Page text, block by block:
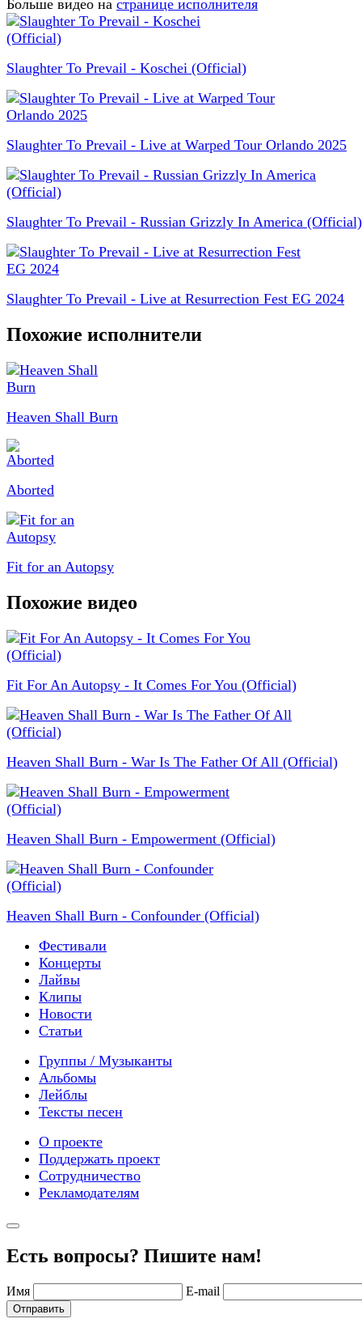
Больше видео на странице исполнителя
Slaughter To Prevail - Koschei (Official)
Slaughter To Prevail - Live at Warped Tour Orlando 2025
Slaughter To Prevail - Russian Grizzly In America (Official)
Slaughter To Prevail - Live at Resurrection Fest EG 2024
Похожие исполнители
Heaven Shall Burn
Aborted
Fit for an Autopsy
Похожие видео
Fit For An Autopsy - It Comes For You (Official)
Heaven Shall Burn - War Is The Father Of All (Official)
Heaven Shall Burn - Empowerment (Official)
Heaven Shall Burn - Confounder (Official)
Фестивали
Концерты
Лайвы
Клипы
Новости
Статьи
Группы / Музыканты
Альбомы
Лейблы
Тексты песен
О проекте
Поддержать проект
Сотрудничество
Рекламодателям
Есть вопросы? Пишите нам!
Имя E-mail